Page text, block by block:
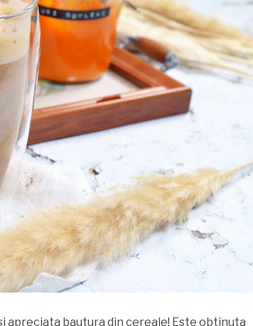
apreciata bautura din cereale! Este obtinuta